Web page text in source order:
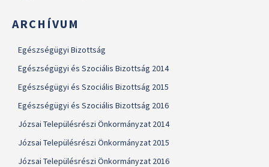
ARCHÍVUM
Egészségügyi Bizottság
Egészségügyi és Szociális Bizottság 2014
Egészségügyi és Szociális Bizottság 2015
Egészségügyi és Szociális Bizottság 2016
Józsai Településrészi Önkormányzat 2014
Józsai Településrészi Önkormányzat 2015
Józsai Településrészi Önkormányzat 2016